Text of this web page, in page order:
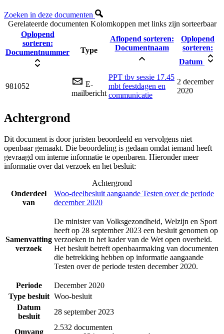
Zoeken in deze documenten
Gerelateerde documenten Kolomkoppen met links zijn sorteerbaar
Oplopend
sorteren:
Documentnummer
Type
Aflopend sorteren:
Documentnaam
Oplopend
sorteren:
Datum
981052
E-
mailbericht
PPT tbv sessie 17.45
mbt feestdagen en
communicatie
2 december
2020
Achtergrond
Dit document is door juristen beoordeeld en vervolgens niet
openbaar gemaakt. Die beoordeling is gedaan omdat iemand heeft
gevraagd om interne informatie te openbaren. Hieronder meer
informatie over dat verzoek en het besluit:
Achtergrond
Onderdeel
van
Woo-deelbesluit aangaande Testen over de periode
december 2020
Samenvatting
verzoek
De minister van Volksgezondheid, Welzijn en Sport
heeft op 28 september 2023 een besluit genomen op
verzoeken in het kader van de Wet open overheid.
Het besluit betreft openbaarmaking van documenten
die betrekking hebben op informatie aangaande
Testen over de periode testen december 2020.
Periode
December 2020
Type besluit Woo-besluit
Datum
besluit
28 september 2023
Omvang
2.532 documenten